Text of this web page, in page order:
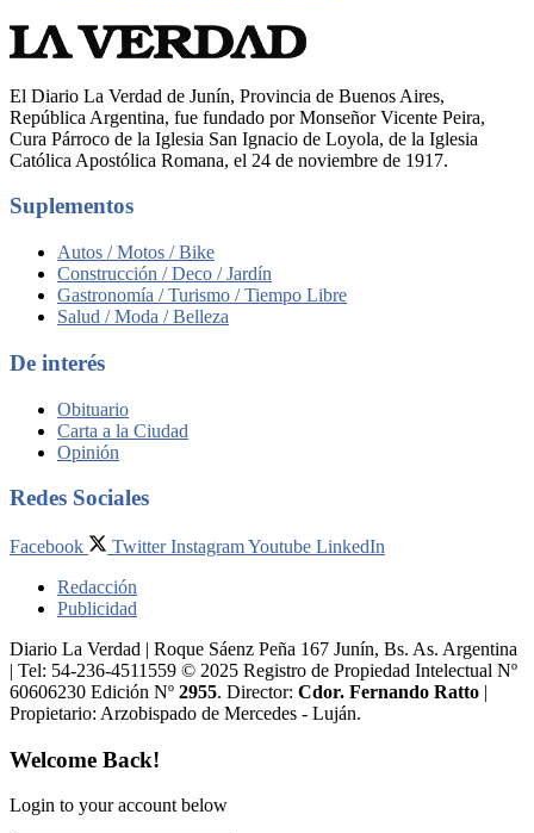
El Diario La Verdad de Junín, Provincia de Buenos Aires,
República Argentina, fue fundado por Monseñor Vicente Peira,
Cura Párroco de la Iglesia San Ignacio de Loyola, de la Iglesia
Católica Apostólica Romana, el 24 de noviembre de 1917.
Suplementos
Autos / Motos / Bike
Construcción / Deco / Jardín
Gastronomía / Turismo / Tiempo Libre
Salud / Moda / Belleza
De interés
Obituario
Carta a la Ciudad
Opinión
Redes Sociales
Facebook Twitter InstagramYoutube LinkedIn
Redacción
Publicidad
Diario La Verdad | Roque Sáenz Peña 167 Junín, Bs. As. Argentina
| Tel: 54-236-4511559 © 2025 Registro de Propiedad Intelectual Nº
60606230 Edición Nº 2955. Director:​ Cdor. Fernando Ratto |
Propietario:​ Arzobispado de Mercedes - Luján.
Welcome Back!
Login to your account below